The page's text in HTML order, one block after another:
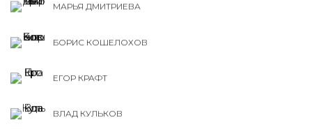
МАРЬЯ ДМИТРИЕВА
БОРИС КОШЕЛОХОВ
ЕГОР КРАФТ
ВЛАД КУЛЬКОВ